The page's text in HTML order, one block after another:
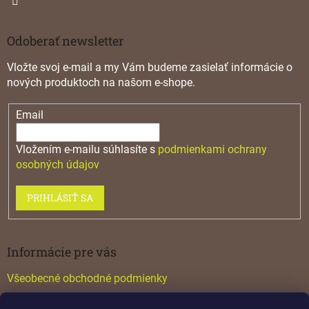
Odoberať newsletter
Vložte svoj e-mail a my Vám budeme zasielať informácie o
nových produktoch na našom e-shope.
Email
Vložením e-mailu súhlasíte s podmienkami ochrany
osobných údajov
PRIHLÁSIŤ SA
Informácie pre vás
Všeobecné obchodné podmienky